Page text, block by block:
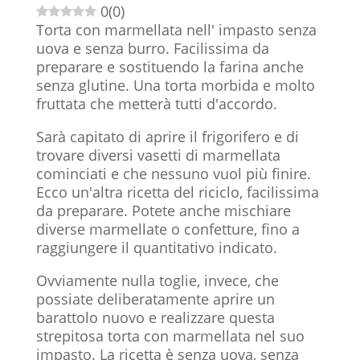
0(0)
Torta con marmellata nell' impasto senza
uova e senza burro. Facilissima da
preparare e sostituendo la farina anche
senza glutine. Una torta morbida e molto
fruttata che metterà tutti d'accordo.
Sarà capitato di aprire il frigorifero e di
trovare diversi vasetti di marmellata
cominciati e che nessuno vuol più finire.
Ecco un'altra ricetta del riciclo, facilissima
da preparare. Potete anche mischiare
diverse marmellate o confetture, fino a
raggiungere il quantitativo indicato.
Ovviamente nulla toglie, invece, che
possiate deliberatamente aprire un
barattolo nuovo e realizzare questa
strepitosa torta con marmellata nel suo
impasto. La ricetta è senza uova, senza